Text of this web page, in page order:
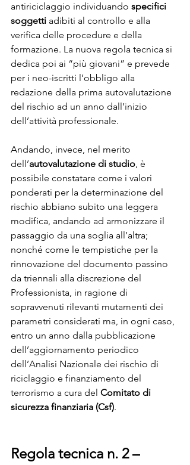
antiriciclaggio individuando specifici
soggetti adibiti al controllo e alla
verifica delle procedure e della
formazione. La nuova regola tecnica si
dedica poi ai “più giovani” e prevede
per i neo-iscritti l’obbligo alla
redazione della prima autovalutazione
del rischio ad un anno dall’inizio
dell’attività professionale.
Andando, invece, nel merito
dell’autovalutazione di studio, è
possibile constatare come i valori
ponderati per la determinazione del
rischio abbiano subito una leggera
modifica, andando ad armonizzare il
passaggio da una soglia all’altra;
nonché come le tempistiche per la
rinnovazione del documento passino
da triennali alla discrezione del
Professionista, in ragione di
sopravvenuti rilevanti mutamenti dei
parametri considerati ma, in ogni caso,
entro un anno dalla pubblicazione
dell’aggiornamento periodico
dell’Analisi Nazionale dei rischio di
riciclaggio e finanziamento del
terrorismo a cura del Comitato di
sicurezza finanziaria (Csf).
Regola tecnica n. 2 –